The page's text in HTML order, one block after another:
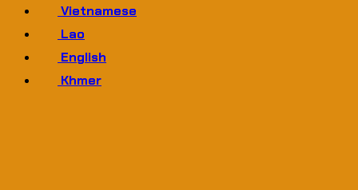
Vietnamese
Lao
English
Khmer